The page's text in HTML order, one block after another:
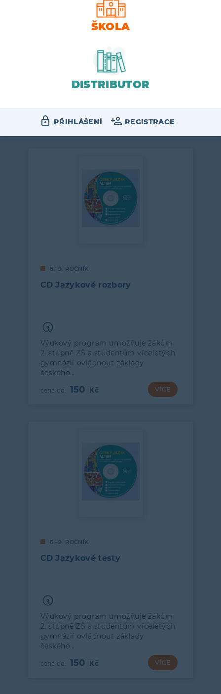
CD Věta a větné členy
Výukový program umožňuje žákům
2. stupně ZŠ a studentům víceletých
gymnázií ovládnout základy
150
6.–9. ROČNÍK
CD Jazykové rozbory
Výukový program umožňuje žákům
2. stupně ZŠ a studentům víceletých
gymnázií ovládnout základy
českého…
150 VÍCE
6.–9. ROČNÍK
CD Jazykové testy
Výukový program umožňuje žákům
2. stupně ZŠ a studentům víceletých
gymnázií ovládnout základy
českého…
150 VÍCE
ŠKOLA
DISTRIBUTOR
PŘIHLÁŠENÍ REGISTRACE